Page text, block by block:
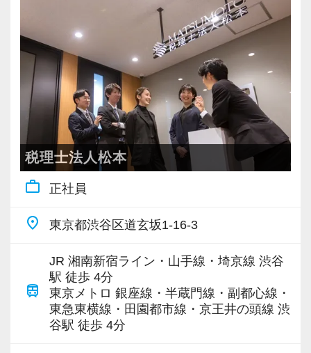
充実した実務重視のOJTで、安心して職務経験
と知識をゼロから身に付けられます！
税務・会計の経験と知識を磨きながらステップ
アップを目指しませんか？
【対象業種100種以上！節税・融資・税務調査に
強い税理士法人です】
創業以来17年連続増収増益、顧問先数2500以
上、全国6拠点で安定的に成長中です。
お客様に事務所までご来社いただく来所型サー
います。
専門Webサイトを10サイト以上運営しており、
新規顧問契約のお客様が毎年400件以上増加！
各オフィスに国税OB税理士が在籍しているの
で、税務調査にも精通しています。
税理士法人松本
work_outline 正社員
place 東京都渋谷区道玄坂1-16-3
train
JR 湘南新宿ライン・山手線・埼京線 渋谷
駅 徒歩 4分
東京メトロ 銀座線・半蔵門線・副都心線・
東急東横線・田園都市線・京王井の頭線 渋
谷駅 徒歩 4分